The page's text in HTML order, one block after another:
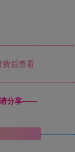
后查看
分享------